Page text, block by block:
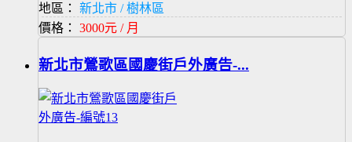
地區：
新北市 / 樹林區
價格： 3000元 / 月
新北市鶯歌區國慶街戶外廣告-...